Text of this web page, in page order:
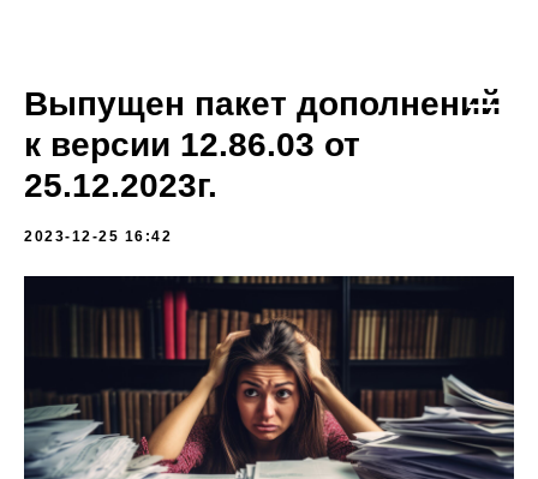
Выпущен пакет дополнений
к версии 12.86.03 от
25.12.2023г.
2023-12-25 16:42